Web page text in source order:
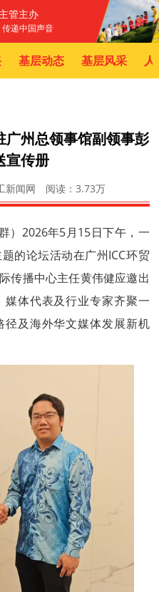
管主办
递中国声音
基层动态 基层风采
州总领事馆副领事彭
宣传册
新闻网 阅读： 3.73万
）2026年5月15日下午，一
的论坛活动在广州ICC环贸
传播中心主任黄伟健应邀出
体代表及行业专家齐聚一
径及海外华文媒体发展新机